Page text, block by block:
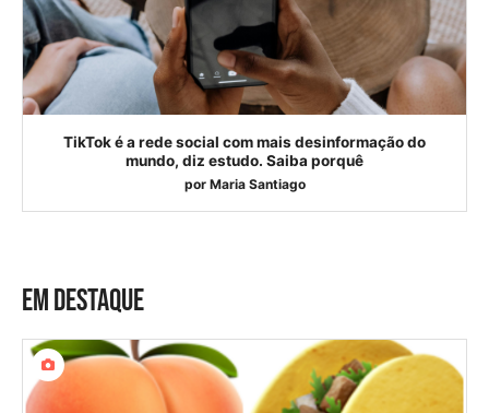
TikTok é a rede social com mais desinformação do
mundo, diz estudo. Saiba porquê
por Maria Santiago
EM DESTAQUE